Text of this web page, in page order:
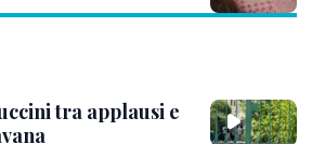
tra applausi e